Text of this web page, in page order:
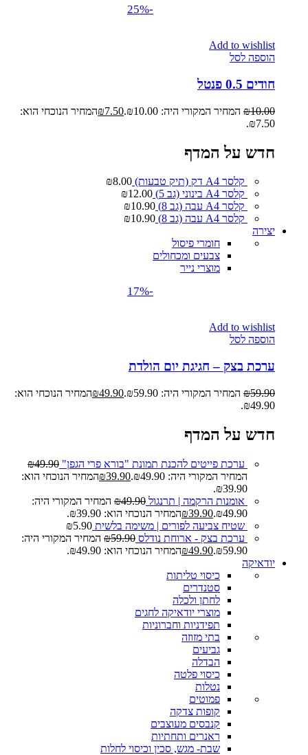
-25%
Add to wishlist
הוספה לסל
חודים 0.5 פנטל
₪10.00 המחיר המקורי היה: ₪10.00. ₪7.50
המחיר הנוכחי הוא:
₪7.50.
חדש על המדף
קלסר A4 דק (תיק טבעות) ₪8.00
קלסר A4 בינוני (גב 5)
₪12.00
קלסר A4 עבה (גב 8)
₪10.90
קלסר A4 עבה (גב 8)
₪10.90
יצירה
חומרי פיסול
צבעים ומכחולים
מוצרי נייר
-17%
Add to wishlist
הוספה לסל
ערכת בצק – חגיגת יום הולדת
₪59.90 המחיר המקורי היה: ₪59.90. ₪49.90
המחיר הנוכחי הוא:
₪49.90.
חדש על המדף
ערכת פייטים להכנת תמונת "בורא פרי הגפן" ₪49.90
המחיר המקורי היה: ₪49.90.
₪39.90
המחיר הנוכחי הוא:
₪39.90.
אומנות הרקמה | תרנגול
₪49.90
המחיר המקורי היה:
₪49.90.
₪39.90
המחיר הנוכחי הוא: ₪39.90.
שטיח צביעה לפורים | משימה בלשית
₪5.90
ערכת בצק - ארוחת נודלס
₪59.90
המחיר המקורי היה:
₪59.90.
₪49.90
המחיר הנוכחי הוא: ₪49.90.
יודאיקה
כיסוי טליתות
סטנדרים
לחתן ולכלה
מוצרי יודאיקה לחגים
תפידניות וחברוניות
בתי מזוזה
גביעים
הבדלה
כיסוי פלטה
נטלות
פמוטים
קופות צדקה
קנבסים מעוצבים
ראנרים ותחתיות
שבת- מגש, סכין וכיסוי לחלות